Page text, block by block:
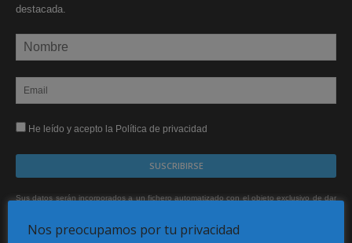
destacada.
He leído y acepto la Política de privacidad
Sus datos serán incorporados a un fichero automatizado con el objeto exclusivo de dar
Nos preocupamos por tu privacidad